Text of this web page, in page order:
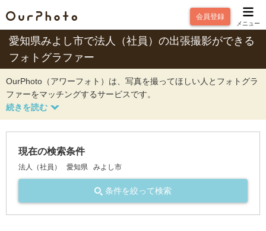
会員登録
メニュー
愛知県みよし市で法人（社員）の出張撮影ができる
フォトグラファー
OurPhoto（アワーフォト）は、写真を撮ってほしい人とフォトグラ
ファーをマッチングするサービスです。
現在の検索条件
法人（社員） 愛知県 みよし市
条件を絞って検索